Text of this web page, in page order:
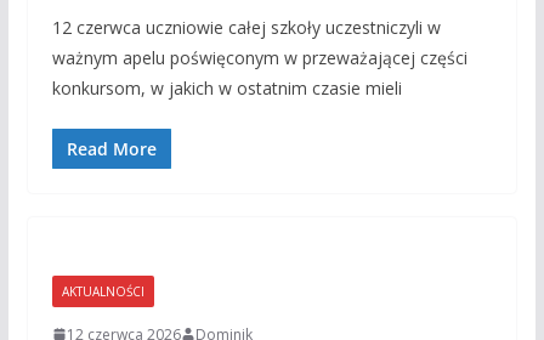
12 czerwca uczniowie całej szkoły uczestniczyli w
ważnym apelu poświęconym w przeważającej części
konkursom, w jakich w ostatnim czasie mieli
Read More
AKTUALNOŚCI
12 czerwca 2026 Dominik